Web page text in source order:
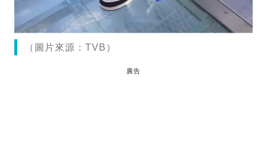
（圖片來源：TVB）
廣告